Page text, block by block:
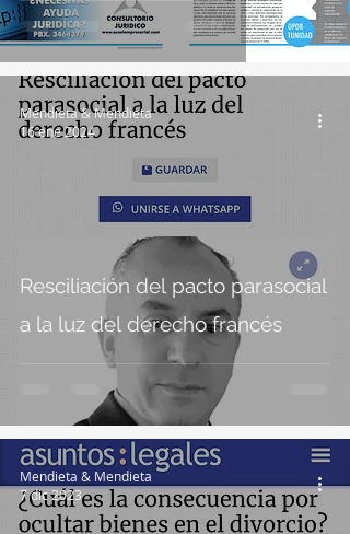
Resciliación del pacto parasocial
a la luz del derecho francés
Mendieta & Mendieta
16 ene 2024
Mendieta & Mendieta
7 dic 2023